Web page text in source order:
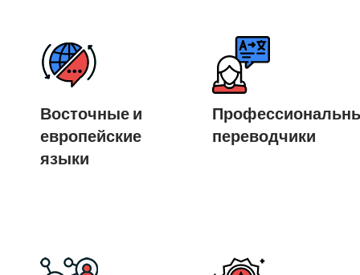
Восточные и
европейские
языки
переводчики